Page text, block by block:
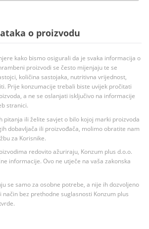
o proizvodu
kako bismo osigurali da je svaka informacija o
proizvodi se često mijenjaju te se
količina sastojaka, nutritivna vrijednost,
Prije konzumacije trebali biste uvijek pročitati
a ne se oslanjati isključivo na informacije
stranici.
pitanja ili želite savjet o bilo kojoj marki proizvoda
dobavljača ili proizvođača, molimo obratite nam
za Korisnike.
redovito ažuriraju, Konzum plus d.o.o.
informacije. Ovo ne utječe na vaša zakonska
se samo za osobne potrebe, a nije ih dozvoljeno
bez prethodne suglasnosti Konzum plus